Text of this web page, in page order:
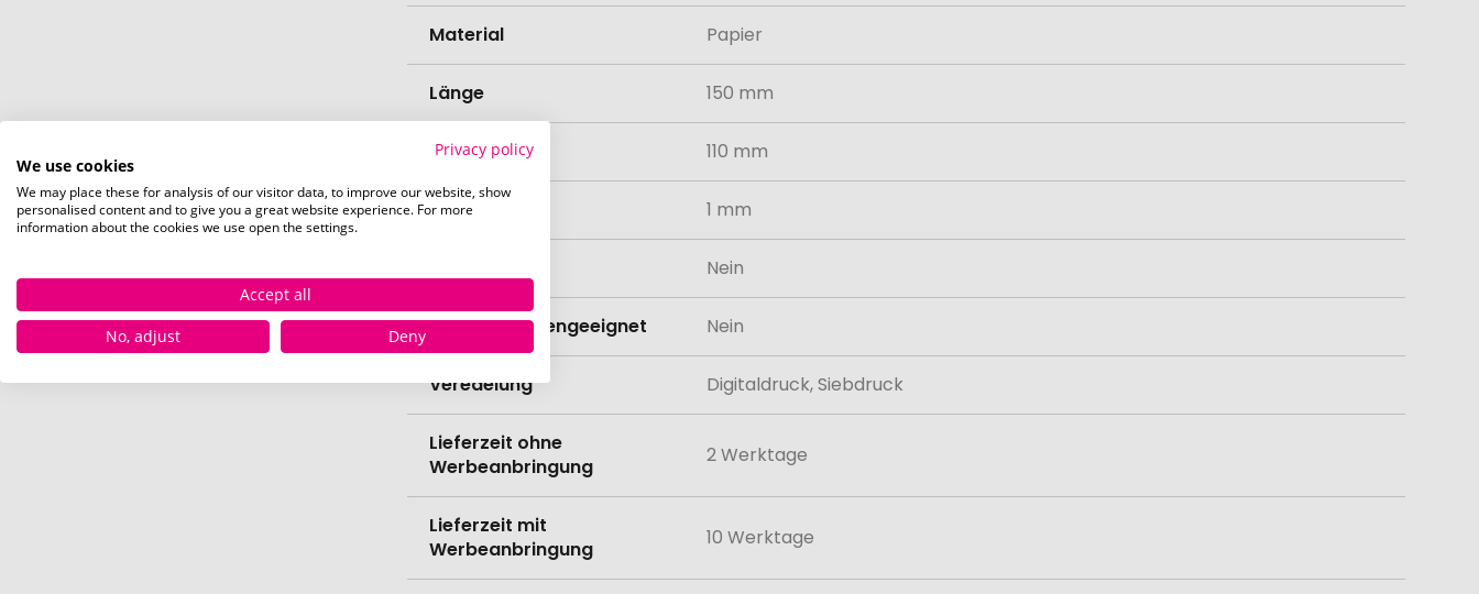
Material Papier
Länge 150 mm
Breite 110 mm
Höhe 1 mm
Nein
Spülmaschinengeeignet Nein
Veredelung Digitaldruck, Siebdruck
Lieferzeit ohne
Werbeanbringung
2 Werktage
Lieferzeit mit
Werbeanbringung
10 Werktage
Privacy policy
We use cookies
We may place these for analysis of our visitor data, to improve our website, show
personalised content and to give you a great website experience. For more
information about the cookies we use open the settings.
Accept all
No, adjust
Deny